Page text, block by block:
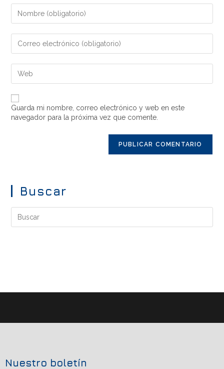
Guarda mi nombre, correo electrónico y web en este
navegador para la próxima vez que comente.
Buscar
Nuestro boletín